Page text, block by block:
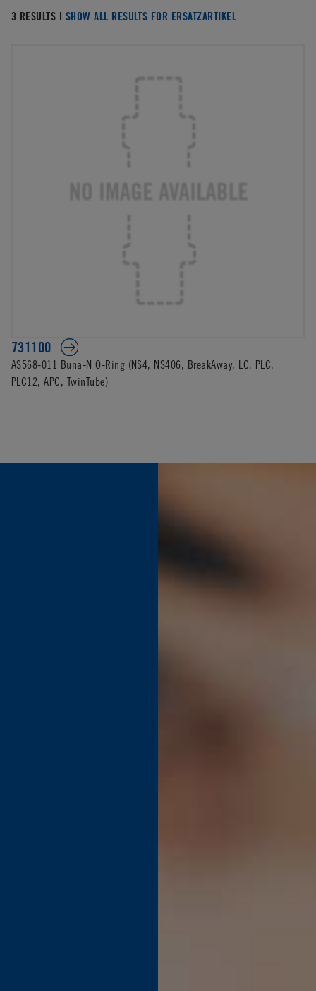
3 RESULTS | SHOW ALL RESULTS FOR ERSATZARTIKEL
731100
AS568-011 Buna-N O-Ring (NS4, NS406, BreakAway, LC, PLC,
PLC12, APC, TwinTube)